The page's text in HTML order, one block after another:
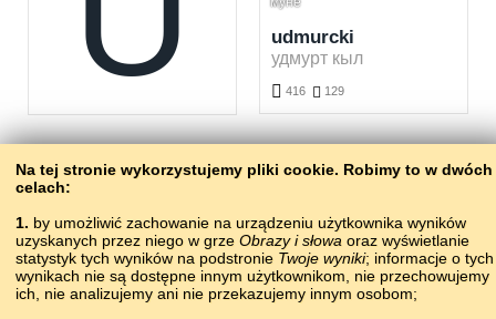
udmurcki
удмурт кыл
 416  129
щур
ukraiński
українська мова
asboblar
uzbecki
oʻzbekcha
Na tej stronie wykorzystujemy pliki сookie. Robimy to w dwóch
celach:
1. by umożliwić zachowanie na urządzeniu użytkownika wyników
uzyskanych przez niego w grze Obrazy i słowa oraz wyświetlanie
statystyk tych wyników na podstronie Twoje wyniki; informacje o tych
wynikach nie są dostępne innym użytkownikom, nie przechowujemy
ich, nie analizujemy ani nie przekazujemy innym osobom;